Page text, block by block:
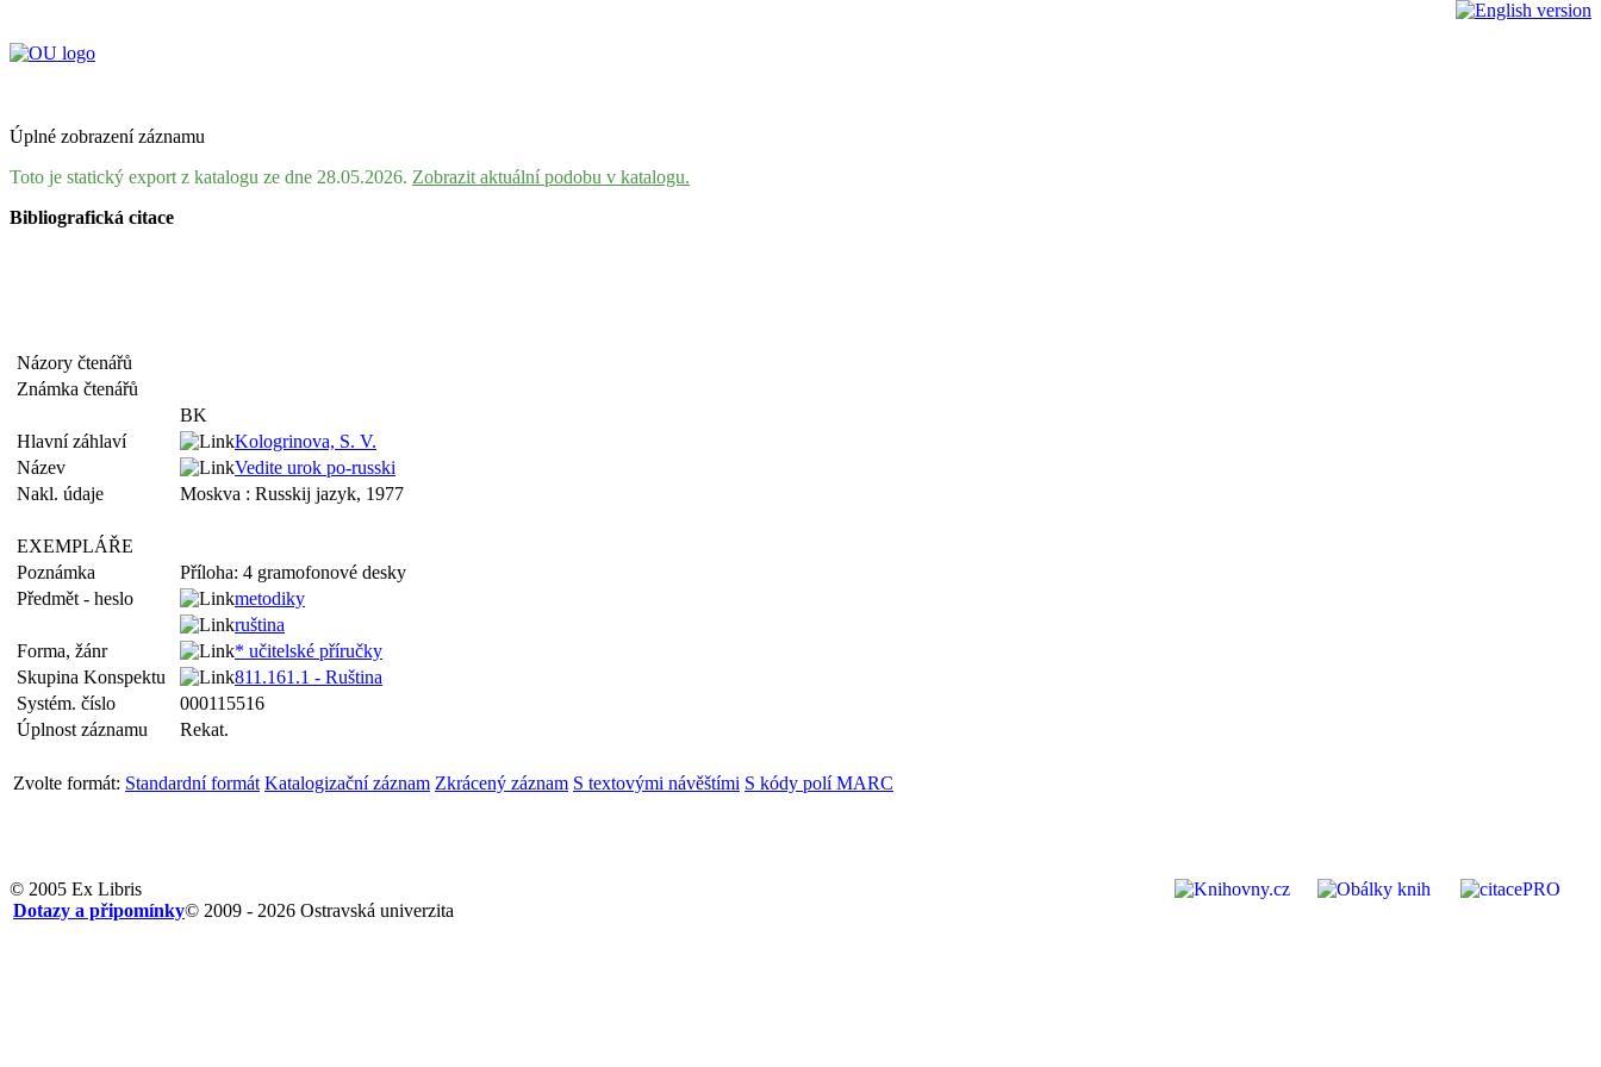
Úplné zobrazení záznamu
Toto je statický export z katalogu ze dne 28.05.2026. Zobrazit aktuální podobu v katalogu.
Bibliografická citace
Názory čtenářů
Známka čtenářů
BK
Hlavní záhlaví
Kologrinova, S. V.
Název
Vedite urok po-russki
Nakl. údaje
Moskva : Russkij jazyk, 1977
EXEMPLÁŘE
Poznámka
Příloha: 4 gramofonové desky
Předmět - heslo
metodiky
ruština
Forma, žánr
* učitelské příručky
Skupina Konspektu
811.161.1 - Ruština
Systém. číslo
000115516
Úplnost záznamu
Rekat.
Zvolte formát: Standardní formát Katalogizační záznam Zkrácený záznam S textovými návěštími S kódy polí MARC
© 2005 Ex Libris
© 2009 - 2026 Ostravská univerzita
Dotazy a připomínky